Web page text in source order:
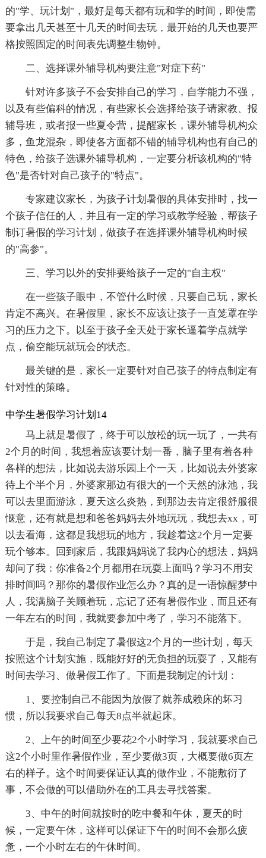
的"学、玩计划"，最好是每天都有玩和学的时间，即使需
要拿出几天甚至十几天的时间去玩，最开始的几天也要严
格按照固定的时间表先调整生物钟。
二、选择课外辅导机构要注意"对症下药"
针对许多孩子不会安排自己的学习，自学能力不强，
以及有些偏科的情况，有些家长会选择给孩子请家教、报
辅导班，或者报一些夏令营，提醒家长，课外辅导机构众
多，鱼龙混杂，即使各方面都不错的辅导机构也有自己的
特色，给孩子选课外辅导机构，一定要分析该机构的"特
色"是否针对自己孩子的"特点"。
专家建议家长，为孩子计划暑假的具体安排时，找一
个孩子信任的人，并且有一定的学习或教学经验，帮孩子
制订暑假的学习计划，做孩子在选择课外辅导机构时候
的"高参"。
三、学习以外的安排要给孩子一定的"自主权"
在一些孩子眼中，不管什么时候，只要自己玩，家长
肯定不高兴。在暑假里，家长不应该让孩子一直笼罩在学
习的压力之下。以至于孩子全天处于家长逼着学点就学
点，偷空能玩就玩会的状态。
最关键的是，家长一定要针对自己孩子的特点制定有
针对性的策略。
中学生暑假学习计划14
马上就是暑假了，终于可以放松的玩一玩了，一共有
2个月的时间，我想着应该要计划一番，脑子里有着各种
各样的想法，比如说去游乐园上个一天，比如说去外婆家
待上个半个月，外婆家那边有很大的一个天然的泳池，我
可以去里面游泳，夏天这么炎热，到那边去肯定很舒服很
惬意，还有就是想和爸爸妈妈去外地玩玩，我想去xx，可
以去看海，这都是我想玩的地方，我趁着这2个月一定要
玩个够本。回到家后，我跟妈妈说了我内心的想法，妈妈
却问了我：你准备2个月都用在玩耍上面吗？学习不用安
排时间吗？那你的暑假作业怎么办？真的是一语惊醒梦中
人，我满脑子关顾着玩，忘记了还有暑假作业，而且还有
一年左右的时间，我就要参加中考了，学习不能落下。
于是，我自己制定了暑假这2个月的一些计划，每天
按照这个计划实施，既能好好的无负担的玩耍了，又能有
时间去学习、做暑假工作了。下面是我制定的计划：
1、要控制自己不能因为放假了就养成赖床的坏习
惯，所以我要求自己每天8点半就起床。
2、上午的时间至少要花2个小时学习，我就要求自己
这2个小时里作暑假作业，至少要做3页，大概要做6页左
右的样子。这个时间要保证认真的做作业，不能敷衍了
事，不会做的可以借助外在的工具去寻找答案。
3、中午的时间就按时的吃中餐和午休，夏天的时
候，一定要午休，这样可以保证下午的时间不会那么疲
惫，一个小时左右的午休时间。